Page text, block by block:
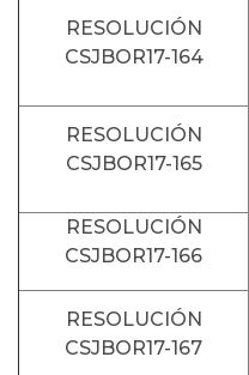
RESOLUCIÓN
CSJBOR17-164
RESOLUCIÓN
CSJBOR17-165
RESOLUCIÓN
CSJBOR17-166
RESOLUCIÓN
CSJBOR17-167